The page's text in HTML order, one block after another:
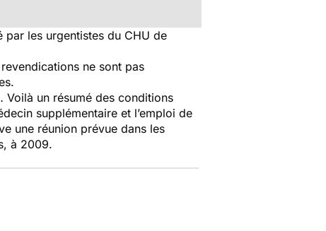
par les urgentistes du CHU de
ne sont pas
Voilà un résumé des conditions
supplémentaire et l’emploi de
une réunion prévue dans les
à 2009.